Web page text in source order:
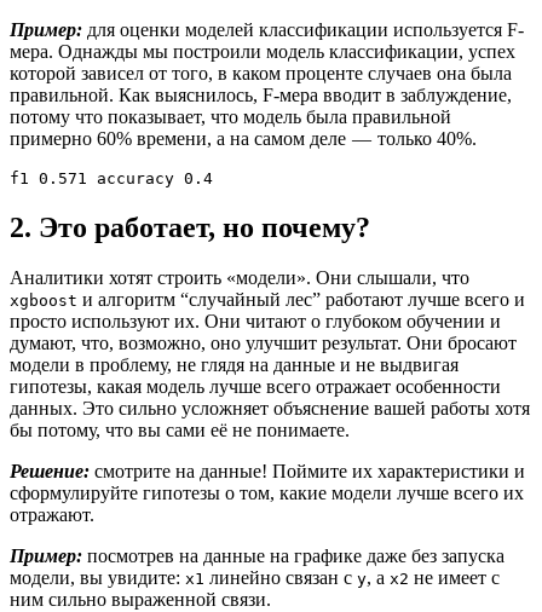
Пример: для оценки моделей классификации используется F-
мера. Однажды мы построили модель классификации, успех
которой зависел от того, в каком проценте случаев она была
правильной. Как выяснилось, F-мера вводит в заблуждение,
потому что показывает, что модель была правильной
примерно 60% времени, а на самом деле — только 40%.
f1 0.571 accuracy 0.4
2. Это работает, но почему?
Аналитики хотят строить «модели». Они слышали, что
xgboost и алгоритм “случайный лес” работают лучше всего и
просто используют их. Они читают о глубоком обучении и
думают, что, возможно, оно улучшит результат. Они бросают
модели в проблему, не глядя на данные и не выдвигая
гипотезы, какая модель лучше всего отражает особенности
данных. Это сильно усложняет объяснение вашей работы хотя
бы потому, что вы сами её не понимаете.
Решение: смотрите на данные! Поймите их характеристики и
сформулируйте гипотезы о том, какие модели лучше всего их
отражают.
Пример: посмотрев на данные на графике даже без запуска
модели, вы увидите: x1 линейно связан с y, а x2 не имеет с
ним сильно выраженной связи.